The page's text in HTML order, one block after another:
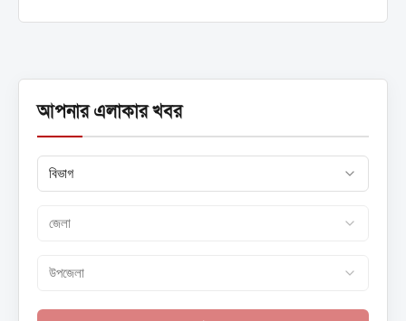
হলেন, শেরপুর জেলার শ্রীবরদী উপজেলার কুরুয়া পশ্চিমপাড়া এলাকার
আপনার এলাকার খবর